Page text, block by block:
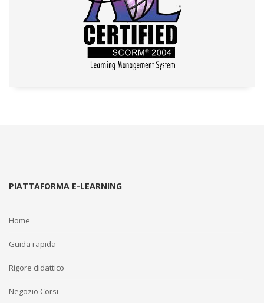
PIATTAFORMA E-LEARNING
Home
Guida rapida
Rigore didattico
Negozio Corsi